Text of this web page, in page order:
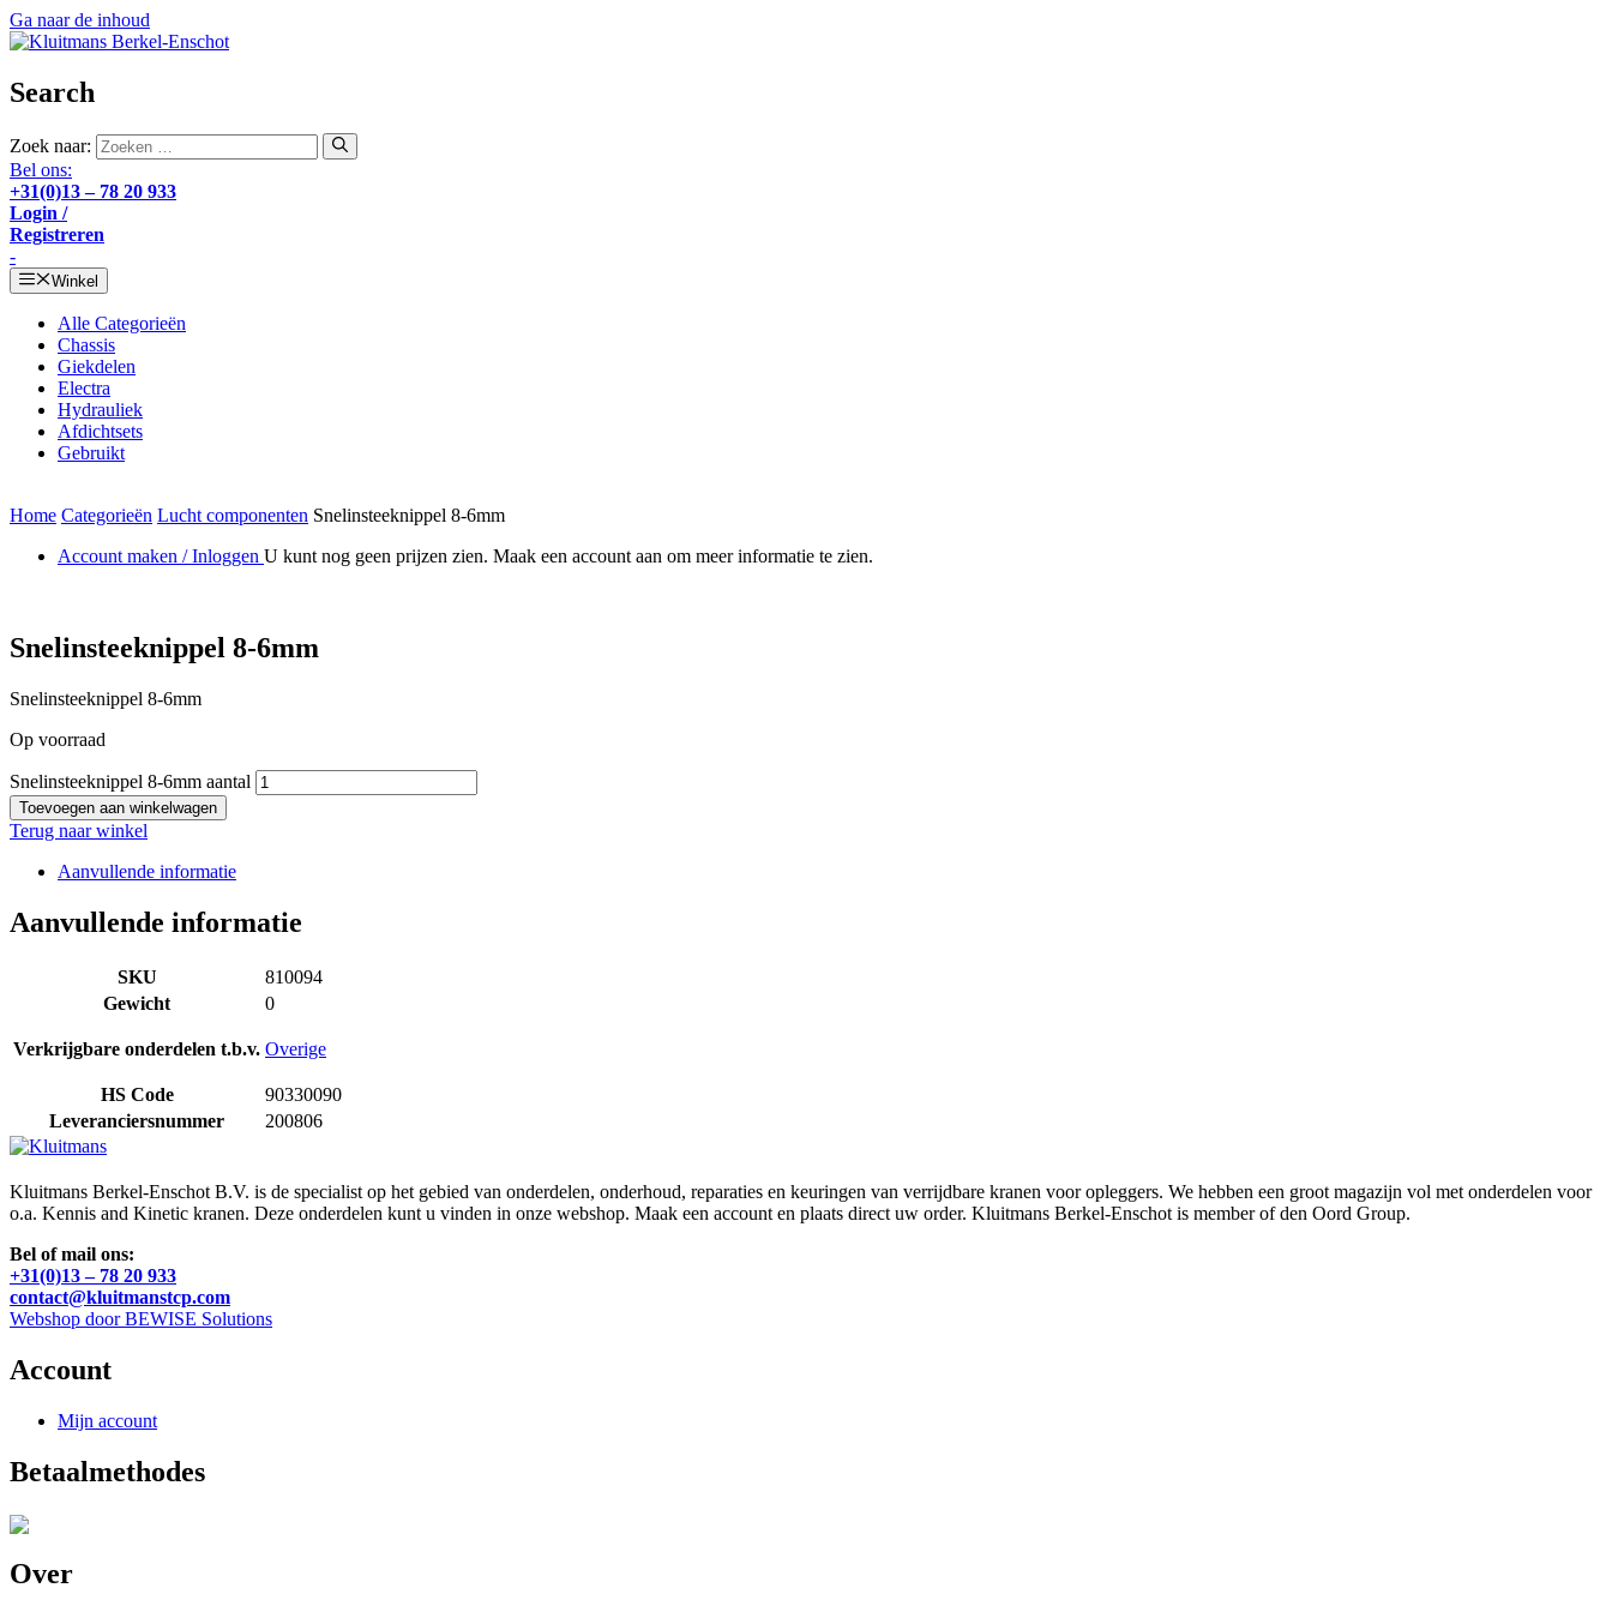
Ga naar de inhoud
Search
Zoek naar:
Bel ons:
+31(0)13 – 78 20 933
Login /
Registreren
-
Winkel
Alle Categorieën
Chassis
Giekdelen
Electra
Hydrauliek
Afdichtsets
Gebruikt
Home Categorieën Lucht componenten Snelinsteeknippel 8-6mm
Account maken / Inloggen U kunt nog geen prijzen zien. Maak een account aan om meer informatie te zien.
Snelinsteeknippel 8-6mm
Snelinsteeknippel 8-6mm
Op voorraad
Snelinsteeknippel 8-6mm aantal
Toevoegen aan winkelwagen
Terug naar winkel
Aanvullende informatie
Aanvullende informatie
SKU
810094
Gewicht
0
Verkrijgbare onderdelen t.b.v. Overige
HS Code
90330090
Leveranciersnummer
200806
Kluitmans Berkel-Enschot B.V. is de specialist op het gebied van onderdelen, onderhoud, reparaties en keuringen van verrijdbare kranen voor opleggers. We hebben een groot magazijn vol met onderdelen voor
o.a. Kennis and Kinetic kranen. Deze onderdelen kunt u vinden in onze webshop. Maak een account en plaats direct uw order. Kluitmans Berkel-Enschot is member of den Oord Group.
Bel of mail ons:
+31(0)13 – 78 20 933
contact@kluitmanstcp.com
Webshop door BEWISE Solutions
Account
Mijn account
Betaalmethodes
Over